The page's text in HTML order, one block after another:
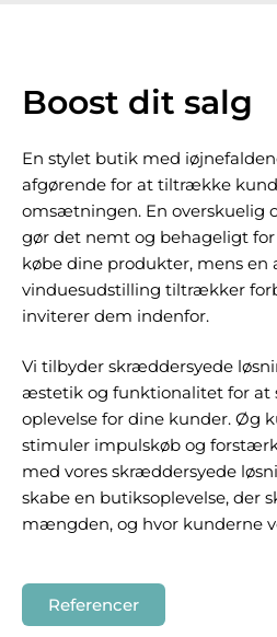
Boost dit salg
En stylet butik med
afgørende for at tiltrække
omsætningen. En overskuelig
gør det nemt og behageligt
købe dine produkter, mens en
vinduesudstilling tiltrækker
inviterer dem indenfor.
Vi tilbyder skræddersyede
æstetik og funktionalitet for at
oplevelse for dine kunder. Øg
stimuler impulskøb og
med vores skræddersyede
skabe en butiksoplevelse, der
mængden, og hvor kunderne
Referencer